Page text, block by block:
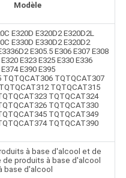
Modèle
E320D E320D2 E320D2L
E330D E330D2 E320D2
E305.5 E306 E307 E308
E323 E325 E330 E336
E390 E395
TQTQCAT306 TQTQCAT307
TQTQCAT315
TQTQCAT324
TQTQCAT330
TQTQCAT349
TQTQCAT390
à base d'alcool et de
de produits à base d'alcool
base d'alcool